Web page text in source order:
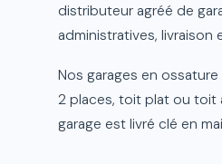
distributeur agréé de
administratives, livraison
Nos garages en
2 places, toit plat ou toit
garage est livré clé en